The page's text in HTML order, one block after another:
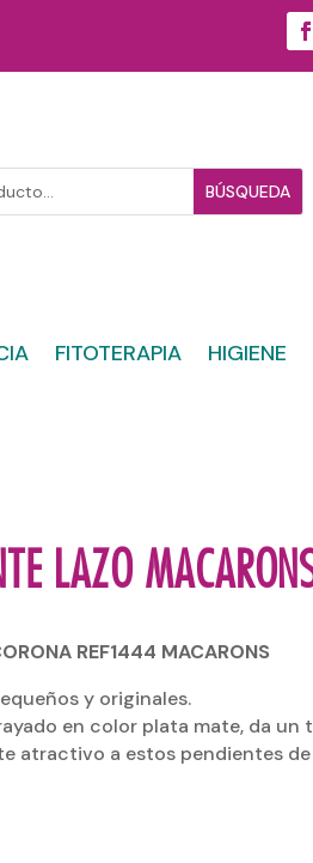
FITOTERAPIA HIGIENE
LAZO
REF1444 MACARONS
y originales.
en color plata mate, da un
atractivo a estos pendientes de